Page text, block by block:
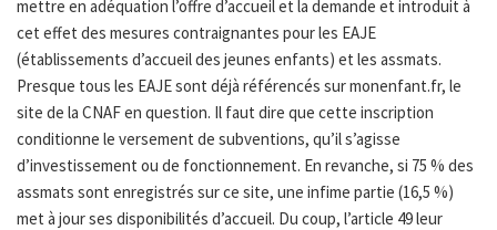
mettre en adéquation l’offre d’accueil et la demande et introduit à
cet effet des mesures contraignantes pour les EAJE
(établissements d’accueil des jeunes enfants) et les assmats.
Presque tous les EAJE sont déjà référencés sur monenfant.fr, le
site de la CNAF en question. Il faut dire que cette inscription
conditionne le versement de subventions, qu’il s’agisse
d’investissement ou de fonctionnement. En revanche, si 75 % des
assmats sont enregistrés sur ce site, une infime partie (16,5 %)
met à jour ses disponibilités d’accueil. Du coup, l’article 49 leur